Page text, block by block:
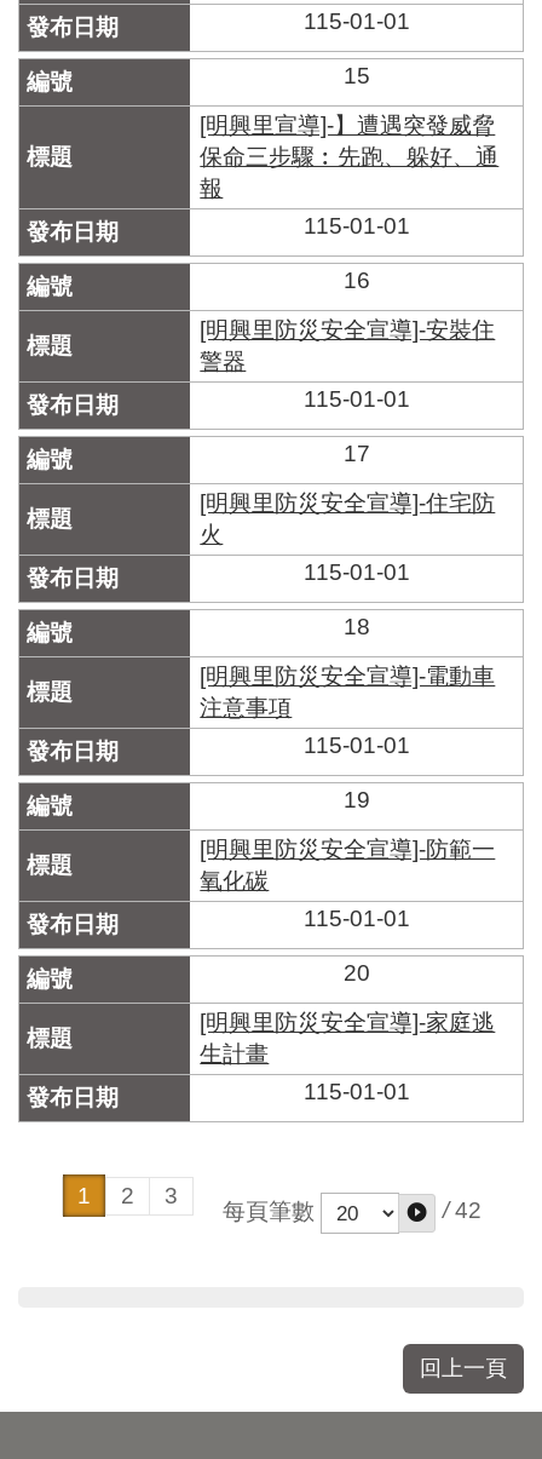
115-01-01
15
[明興里宣導]-】遭遇突發威脅
保命三步驟︰先跑、躲好、通
報
115-01-01
16
[明興里防災安全宣導]-安裝住
警器
115-01-01
17
[明興里防災安全宣導]-住宅防
火
115-01-01
18
[明興里防災安全宣導]-電動車
注意事項
115-01-01
19
[明興里防災安全宣導]-防範一
氧化碳
115-01-01
20
[明興里防災安全宣導]-家庭逃
生計畫
115-01-01
1 2 3
每頁筆數 / 42
回上一頁